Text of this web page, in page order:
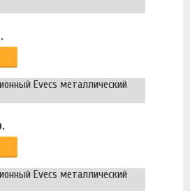
Evecs металлический
Evecs металлический